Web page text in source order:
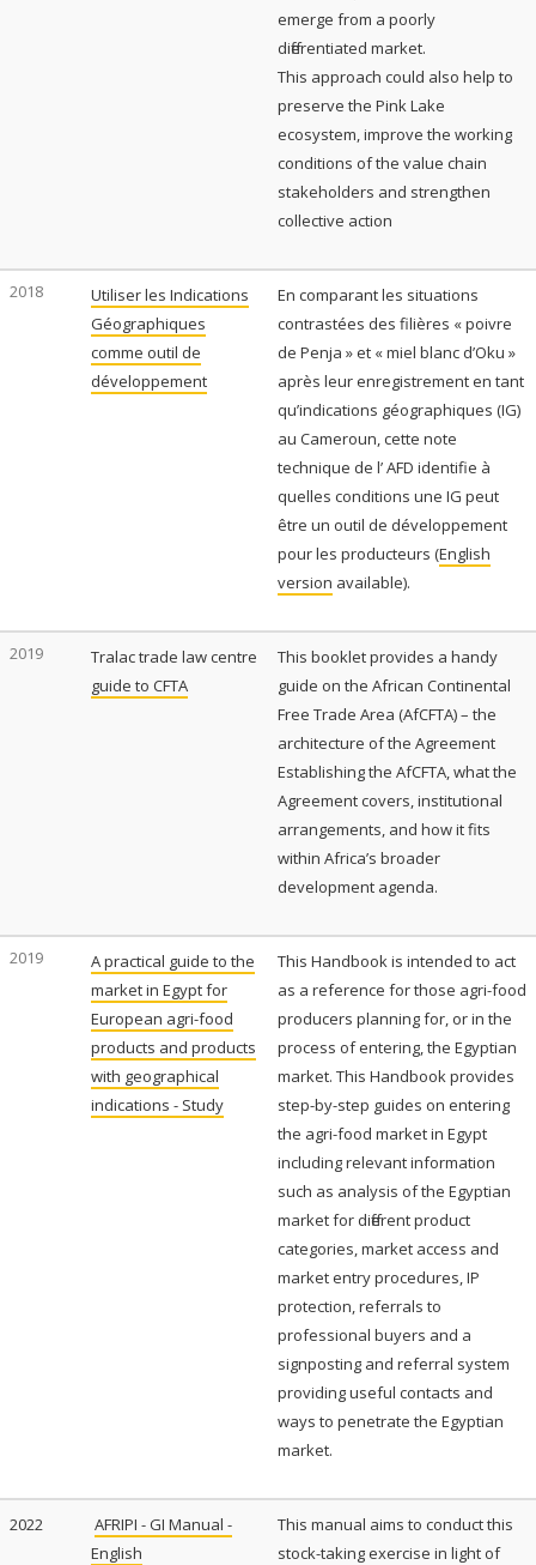
emerge from a poorly
differentiated market.
This approach could also help to
preserve the Pink Lake
ecosystem, improve the working
conditions of the value chain
stakeholders and strengthen
collective action
2018
Utiliser les Indications
Géographiques
comme outil de
développement
En comparant les situations
contrastées des filières « poivre
de Penja » et « miel blanc d’Oku »
après leur enregistrement en tant
qu’indications géographiques (IG)
au Cameroun, cette note
technique de l’ AFD identifie à
quelles conditions une IG peut
être un outil de développement
pour les producteurs (English
version available).
2019
Tralac trade law centre
guide to CFTA
This booklet provides a handy
guide on the African Continental
Free Trade Area (AfCFTA) – the
architecture of the Agreement
Establishing the AfCFTA, what the
Agreement covers, institutional
arrangements, and how it fits
within Africa’s broader
development agenda.
2019
A practical guide to the
market in Egypt for
European agri-food
products and products
with geographical
indications - Study
This Handbook is intended to act
as a reference for those agri-food
producers planning for, or in the
process of entering, the Egyptian
market. This Handbook provides
step-by-step guides on entering
the agri-food market in Egypt
including relevant information
such as analysis of the Egyptian
market for different product
categories, market access and
market entry procedures, IP
protection, referrals to
professional buyers and a
signposting and referral system
providing useful contacts and
ways to penetrate the Egyptian
market.
2022
AFRIPI - GI Manual -
English
This manual aims to conduct this
stock-taking exercise in light of